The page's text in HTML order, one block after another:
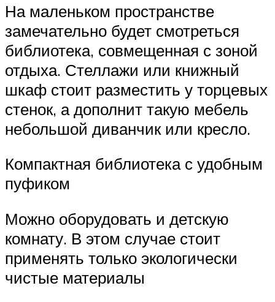
На маленьком пространстве
замечательно будет смотреться
библиотека, совмещенная с зоной
отдыха. Стеллажи или книжный
шкаф стоит разместить у торцевых
стенок, а дополнит такую мебель
небольшой диванчик или кресло.
Компактная библиотека с удобным
пуфиком
Можно оборудовать и детскую
комнату. В этом случае стоит
применять только экологически
чистые материалы